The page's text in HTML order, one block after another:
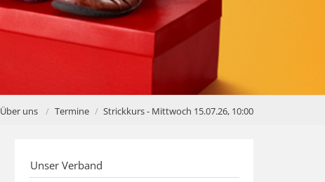
Über uns Termine Strickkurs - Mittwoch 15.07.26, 10:00
Unser Verband